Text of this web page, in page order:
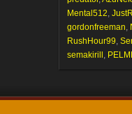
Mental512,
gordonfreeman,
RushHour99,
semakirill ,